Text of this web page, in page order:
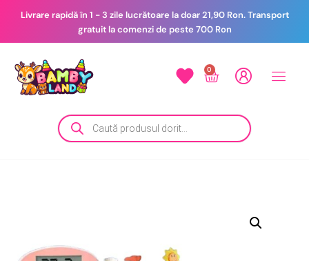
Livrare rapidă în 1 - 3 zile lucrătoare la doar 21,90 Ron. Transport
gratuit la comenzi de peste 700 Ron
0